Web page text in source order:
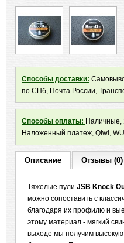
Способы доставки:
по СПб, Почта России,
Способы оплаты: Наличные,
Наложенный платеж, Qiwi, WU
Описание Отзывы (0)
Тяжелые пули JSB Knock
можно сопоставить с
благодаря их профилю и
этому материал - мягкий
выходе мы получим